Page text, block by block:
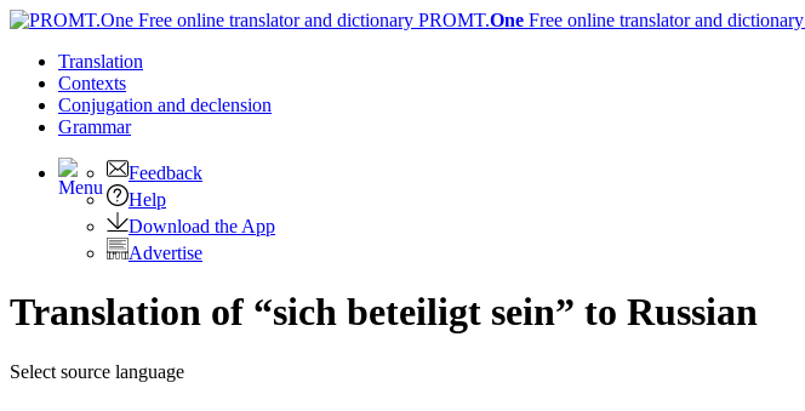
PROMT.One Free online translator and dictionary
Translation
Contexts
Conjugation and declension
Grammar
Feedback
Help
Download the App
Advertise
Translation of “sich beteiligt sein” to Russian
Select source language